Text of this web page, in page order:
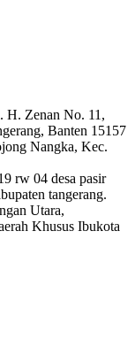
H. Zenan No. 11,
Banten 15157
Nangka, Kec.
rw 04 desa pasir
tangerang.
Utara,
Khusus Ibukota